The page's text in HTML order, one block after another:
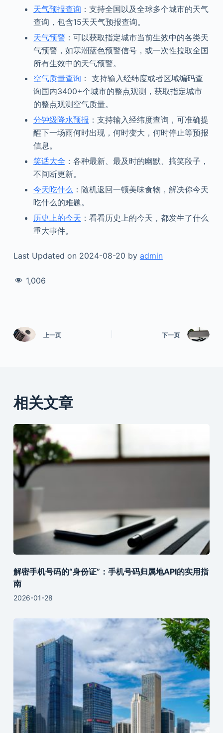
天气预报查询 ：支持全国以及全球多个城市的天气
查询，包含15天天气预报查询。
天气预警 ：可以获取指定城市当前生效中的各类天
气预警，如寒潮蓝色预警信号，或一次性拉取全国
所有生效中的天气预警。
空气质量查询 ： 支持输入经纬度或者区域编码查
询国内3400+个城市的整点观测，获取指定城市
的整点观测空气质量。
分钟级降水预报 ：支持输入经纬度查询，可准确提
醒下一场雨何时出现，何时变大，何时停止等预报
信息。
笑话大全 ：各种最新、最及时的幽默、搞笑段子，
不间断更新。
今天吃什么 ：随机返回一顿美味食物，解决你今天
吃什么的难题。
历史上的今天 ：看看历史上的今天，都发生了什么
重大事件。
Last Updated on 2024-08-20 by admin
1,006
上一页 下一页
相关文章
解密手机号码的“身份证”：手机号码归属地API的实用指
南
2026-01-28